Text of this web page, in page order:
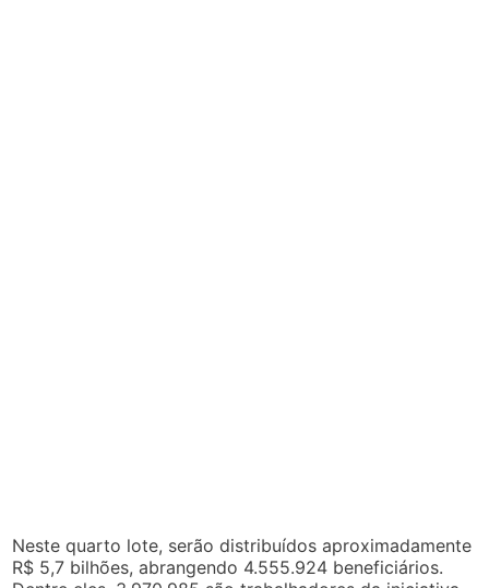
Neste quarto lote, serão distribuídos aproximadamente
R$ 5,7 bilhões, abrangendo 4.555.924 beneficiários.